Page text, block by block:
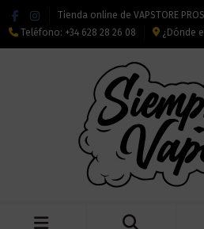
Tienda online de VAPSTORE
Teléfono: +34 628 28 26 08 ¿Dónde